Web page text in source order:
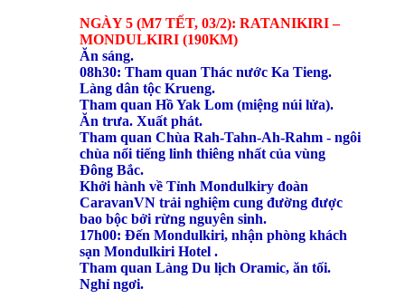
NGÀY 5 (M7 TẾT, 03/2): RATANIKIRI –
MONDULKIRI (190KM)
Ăn sáng.
08h30: Tham quan Thác nước Ka Tieng.
Làng dân tộc Krueng.
Tham quan Hồ Yak Lom (miệng núi lửa).
Ăn trưa. Xuất phát.
Tham quan Chùa Rah-Tahn-Ah-Rahm - ngôi
chùa nổi tiếng linh thiêng nhất của vùng
Đông Bắc.
Khởi hành về Tỉnh Mondulkiry đoàn
CaravanVN trải nghiệm cung đường được
bao bộc bởi rừng nguyên sinh.
17h00: Đến Mondulkiri, nhận phòng khách
sạn Mondulkiri Hotel .
Tham quan Làng Du lịch Oramic, ăn tối.
Nghỉ ngơi.